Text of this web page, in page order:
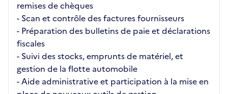
remises de chèques
- Scan et contrôle des factures fournisseurs
- Préparation des bulletins de paie et déclarations
fiscales
- Suivi des stocks, emprunts de matériel, et
gestion de la flotte automobile
- Aide administrative et participation à la mise en